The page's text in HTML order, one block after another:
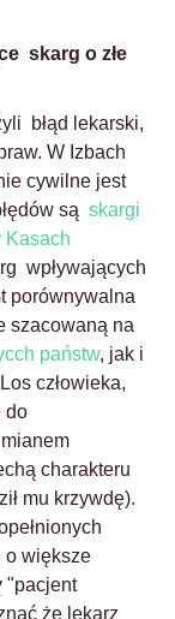
skarg o złe
błąd lekarski,
W Izbach
cywilne jest
są skargi
Kasach
wpływających
porównywalna
szacowaną na
państw, jak i
człowieka,
do
charakteru
mu krzywdę).
o większe
"pacjent
że lekarz